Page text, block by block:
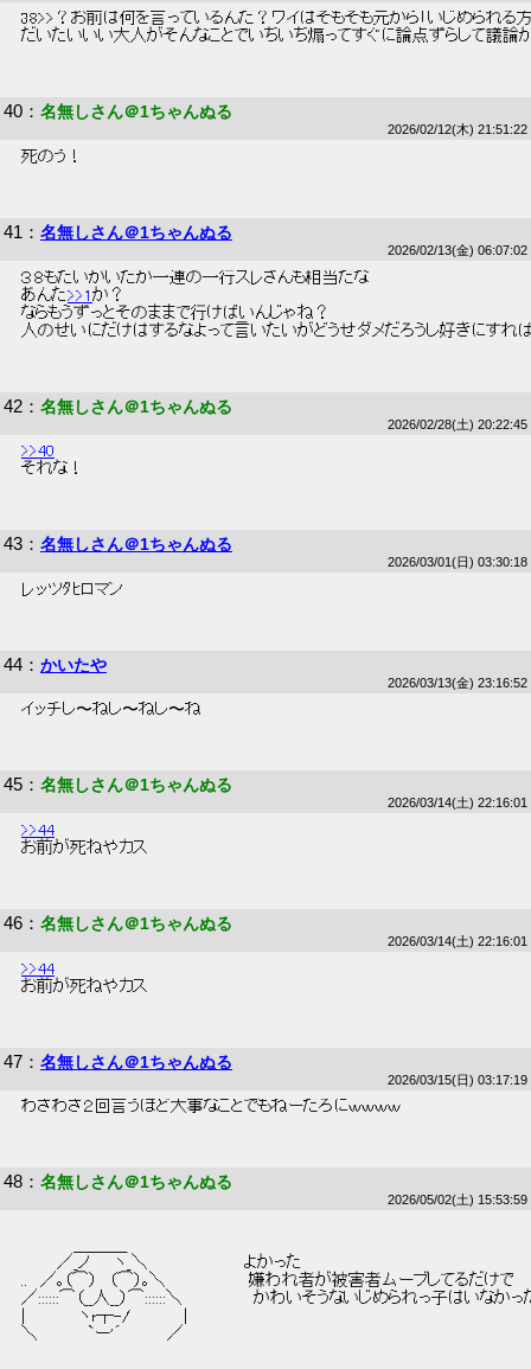
38>>？お前は何を言っているんだ？ワイはそもそも元から「いじめられ
だいたいいい大人がそんなことでいちいち煽ってすぐに論点ずらして議
40 ： 名無しさん＠1ちゃんぬる
2026/02/12(木) 21:51:22
死のう！
41 ： 名無しさん＠1ちゃんぬる
2026/02/13(金) 06:07:02
３８もたいがいだが一連の一行スレさんも相当だな
あんた>>1 か？
ならもうずっとそのままで行けばいんじゃね？
人のせいにだけはするなよって言いたいがどうせダメだろうし好きにすれ
42 ： 名無しさん＠1ちゃんぬる
2026/02/28(土) 20:22:45
>>40
それな！
43 ： 名無しさん＠1ちゃんぬる
2026/03/01(日) 03:30:18
レッツﾀﾋロマン
44 ： かいたや
2026/03/13(金) 23:16:52
イッチし〜ねし〜ねし〜ね
45 ： 名無しさん＠1ちゃんぬる
2026/03/14(土) 22:16:01
>>44
お前が死ねやカス
46 ： 名無しさん＠1ちゃんぬる
2026/03/14(土) 22:16:01
>>44
お前が死ねやカス
47 ： 名無しさん＠1ちゃんぬる
2026/03/15(日) 03:17:19
わざわざ２回言うほど大事なことでもねーだろにｗｗｗｗ
48 ： 名無しさん＠1ちゃんぬる
2026/05/02(土) 15:53:59
／_ノ　　ヽ_＼　　　　　　　　よかった
..　／｡（⌒）　（⌒）｡＼　　　　　　　嫌われ者が被害者ムーブしてるだけで
／::::::⌒（__人__）⌒::::::＼　　　　　　かわいそうないじめられっ子はいなか
|　　　　 ヽr┬-/　　　　 |
＼ 　　 　 `ー'´　　 　 ／